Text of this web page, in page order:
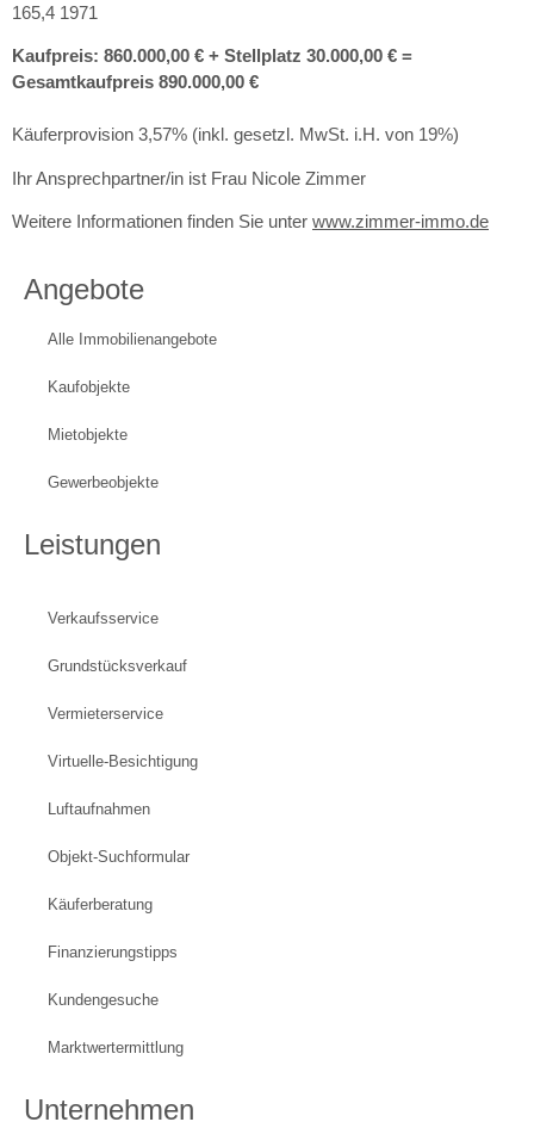
165,4 1971
Kaufpreis: 860.000,00 € + Stellplatz 30.000,00 € =
Gesamtkaufpreis 890.000,00 €
Käuferprovision 3,57% (inkl. gesetzl. MwSt. i.H. von 19%)
Ihr Ansprechpartner/in ist Frau Nicole Zimmer
Weitere Informationen finden Sie unter www.zimmer-immo.de
Angebote
Alle Immobilienangebote
Kaufobjekte
Mietobjekte
Gewerbeobjekte
Leistungen
Verkaufsservice
Grundstücksverkauf
Vermieterservice
Virtuelle-Besichtigung
Luftaufnahmen
Objekt-Suchformular
Käuferberatung
Finanzierungstipps
Kundengesuche
Marktwertermittlung
Unternehmen